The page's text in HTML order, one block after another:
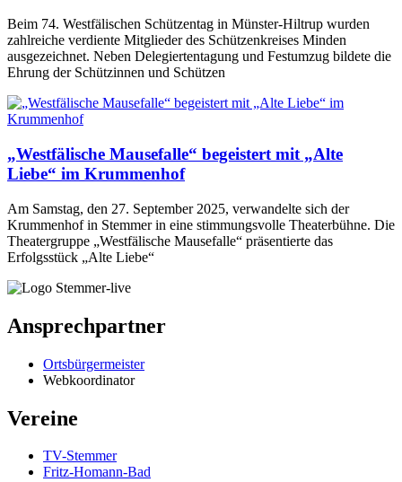
Beim 74. Westfälischen Schützentag in Münster-Hiltrup wurden
zahlreiche verdiente Mitglieder des Schützenkreises Minden
ausgezeichnet. Neben Delegiertentagung und Festumzug bildete die
Ehrung der Schützinnen und Schützen
„Westfälische Mausefalle“ begeistert mit „Alte
Liebe“ im Krummenhof
Am Samstag, den 27. September 2025, verwandelte sich der
Krummenhof in Stemmer in eine stimmungsvolle Theaterbühne. Die
Theatergruppe „Westfälische Mausefalle“ präsentierte das
Erfolgsstück „Alte Liebe“
Ansprechpartner
Ortsbürgermeister
Webkoordinator
Vereine
TV-Stemmer
Fritz-Homann-Bad